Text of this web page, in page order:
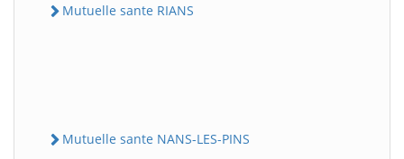
Mutuelle sante RIANS
Mutuelle sante NANS-LES-PINS